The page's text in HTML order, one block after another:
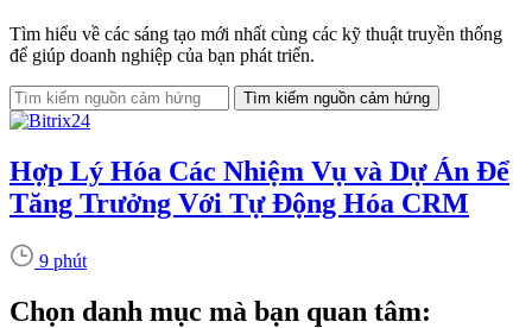
Tìm hiểu về các sáng tạo mới nhất cùng các kỹ thuật truyền thống
để giúp doanh nghiệp của bạn phát triển.
Hợp Lý Hóa Các Nhiệm Vụ và Dự Án Để
Tăng Trưởng Với Tự Động Hóa CRM
9 phút
Chọn danh mục mà bạn quan tâm: